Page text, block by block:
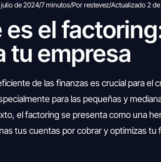
de 2024/7 minutos/Por restevez/Actualizado 2
es el
tu empresa
de las finanzas es crucial para el
para las pequeñas y
el factoring se presenta como una
tus cuentas por cobrar y optimizas tu